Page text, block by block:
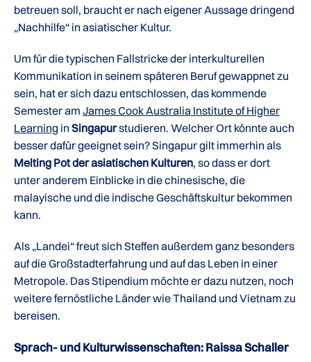
betreuen soll, braucht er nach eigener Aussage dringend
„Nachhilfe“ in asiatischer Kultur.
Um für die typischen Fallstricke der interkulturellen
Kommunikation in seinem späteren Beruf gewappnet zu
sein, hat er sich dazu entschlossen, das kommende
Semester am James Cook Australia Institute of Higher
Learning in Singapurstudieren. Welcher Ort könnte auch
besser dafür geeignet sein? Singapur gilt immerhin als
Melting Pot der asiatischen Kulturen, so dass er dort
unter anderem Einblicke in die chinesische, die
malayische und die indische Geschäftskultur bekommen
kann.
Als „Landei“ freut sich Steffen außerdem ganz besonders
auf die Großstadterfahrung und auf das Leben in einer
Metropole. Das Stipendium möchte er dazu nutzen, noch
weitere fernöstliche Länder wie Thailand und Vietnam zu
bereisen.
Sprach- und Kulturwissenschaften: Raissa Schaller